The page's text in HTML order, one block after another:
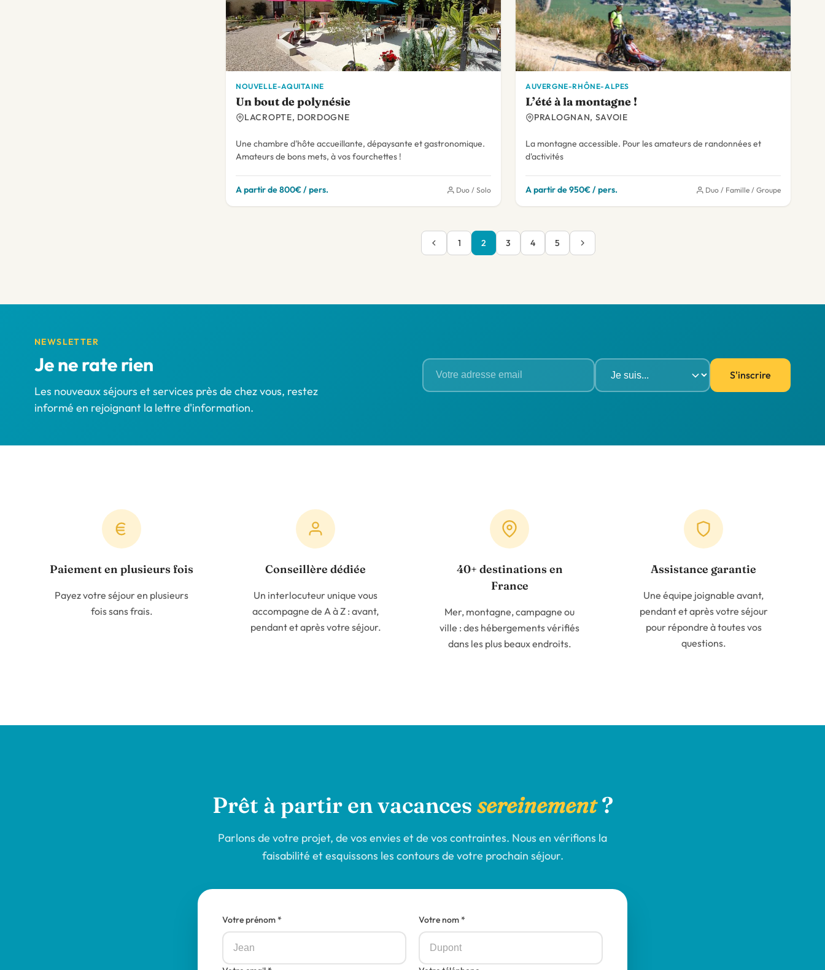
NOUVELLE-AQUITAINE
Un bout de polynésie
LACROPTE, DORDOGNE
Une chambre d'hôte accueillante, dépaysante et gastronomique.
Amateurs de bons mets, à vos fourchettes !
A partir de 800€ / pers. Duo / Solo
AUVERGNE-RHÔNE-ALPES
L’été à la montagne !
PRALOGNAN, SAVOIE
La montagne accessible. Pour les amateurs de randonnées et
d'activités
A partir de 950€ / pers. Duo / Famille / Groupe
1 2 3 4 5
NEWSLETTER
Je ne rate rien
Les nouveaux séjours et services près de chez vous, restez
informé en rejoignant la lettre d'information.
S'inscrire
Paiement en plusieurs fois
Payez votre séjour en plusieurs
fois sans frais.
Conseillère dédiée
Un interlocuteur unique vous
accompagne de A à Z : avant,
pendant et après votre séjour.
40+ destinations en
France
Mer, montagne, campagne ou
ville : des hébergements vérifiés
dans les plus beaux endroits.
Assistance garantie
Une équipe joignable avant,
pendant et après votre séjour
pour répondre à toutes vos
questions.
Prêt à partir en vacances sereinement?
Parlons de votre projet, de vos envies et de vos contraintes. Nous en vérifions la
faisabilité et esquissons les contours de votre prochain séjour.
Votre prénom * Votre nom *